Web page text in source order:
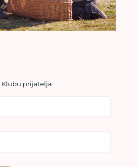
Klubu prijatelja